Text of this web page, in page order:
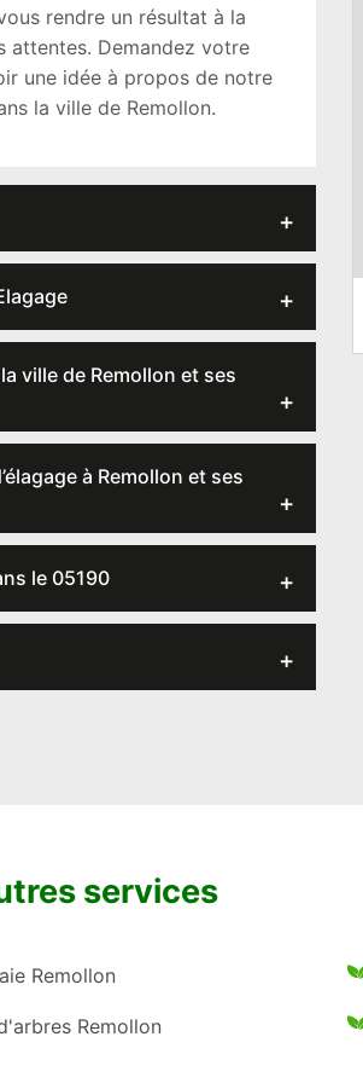
rendre un résultat à la
attentes. Demandez votre
une idée à propos de notre
la ville de Remollon.
ville de Remollon et ses
à Remollon et ses
le 05190
services
Remollon
Remollon